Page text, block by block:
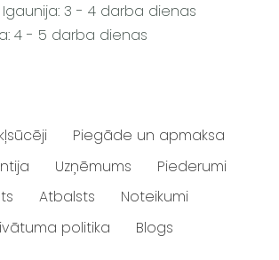
Igaunija: 3 - 4 darba dienas
4 - 5 darba dienas
Piegāde un apmaksa
Uzņēmums
Piederumi
Atbalsts
Noteikumi
politika
Blogs